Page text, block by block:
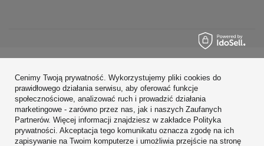
Zamówienia
Konto
Regulaminy
Zobacz również
Cenimy Twoją prywatność. Wykorzystujemy pliki cookies do
prawidłowego działania serwisu, aby oferować funkcje
społecznościowe, analizować ruch i prowadzić działania
marketingowe - zarówno przez nas, jak i naszych Zaufanych
Partnerów. Więcej informacji znajdziesz w zakładce Polityka
prywatności. Akceptacja tego komunikatu oznacza zgodę na ich
zapisywanie na Twoim komputerze i umożliwia przejście na stronę